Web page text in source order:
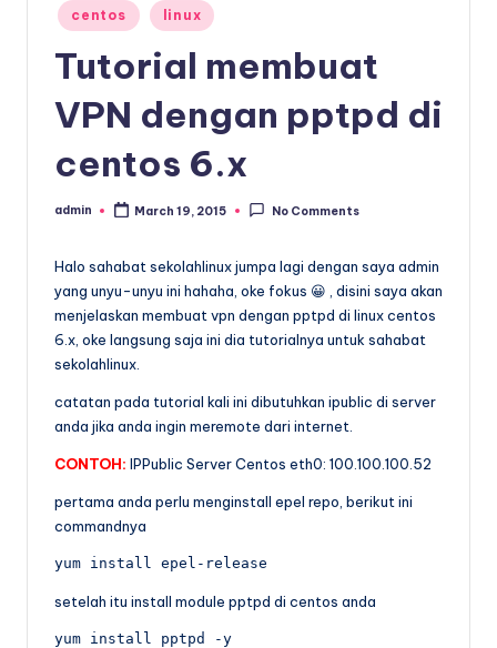
Posted
in
centos linux
Tutorial membuat
VPN dengan pptpd di
centos 6.x
Posted
admin March 19, 2015 No Comments
Halo sahabat sekolahlinux jumpa lagi dengan saya admin
yang unyu-unyu ini hahaha, oke fokus 😀 , disini saya akan
menjelaskan membuat vpn dengan pptpd di linux centos
6.x, oke langsung saja ini dia tutorialnya untuk sahabat
sekolahlinux.
catatan pada tutorial kali ini dibutuhkan ipublic di server
anda jika anda ingin meremote dari internet.
CONTOH: IPPublic Server Centos eth0: 100.100.100.52
pertama anda perlu menginstall epel repo, berikut ini
commandnya
yum install epel-release
setelah itu install module pptpd di centos anda
yum install pptpd -y